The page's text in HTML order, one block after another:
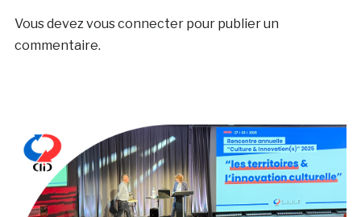
Vous devez vous connecterpour publier un
commentaire.